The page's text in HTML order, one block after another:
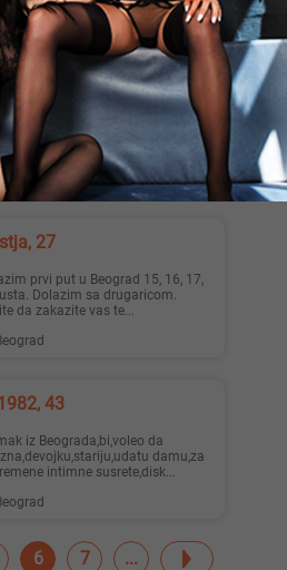
Beograd
35
je dugo ližu. SMS
27
Dolazim sa drugaricom.
da zakazite vas te...
43
damu,za
intimne susrete,disk...
6 7